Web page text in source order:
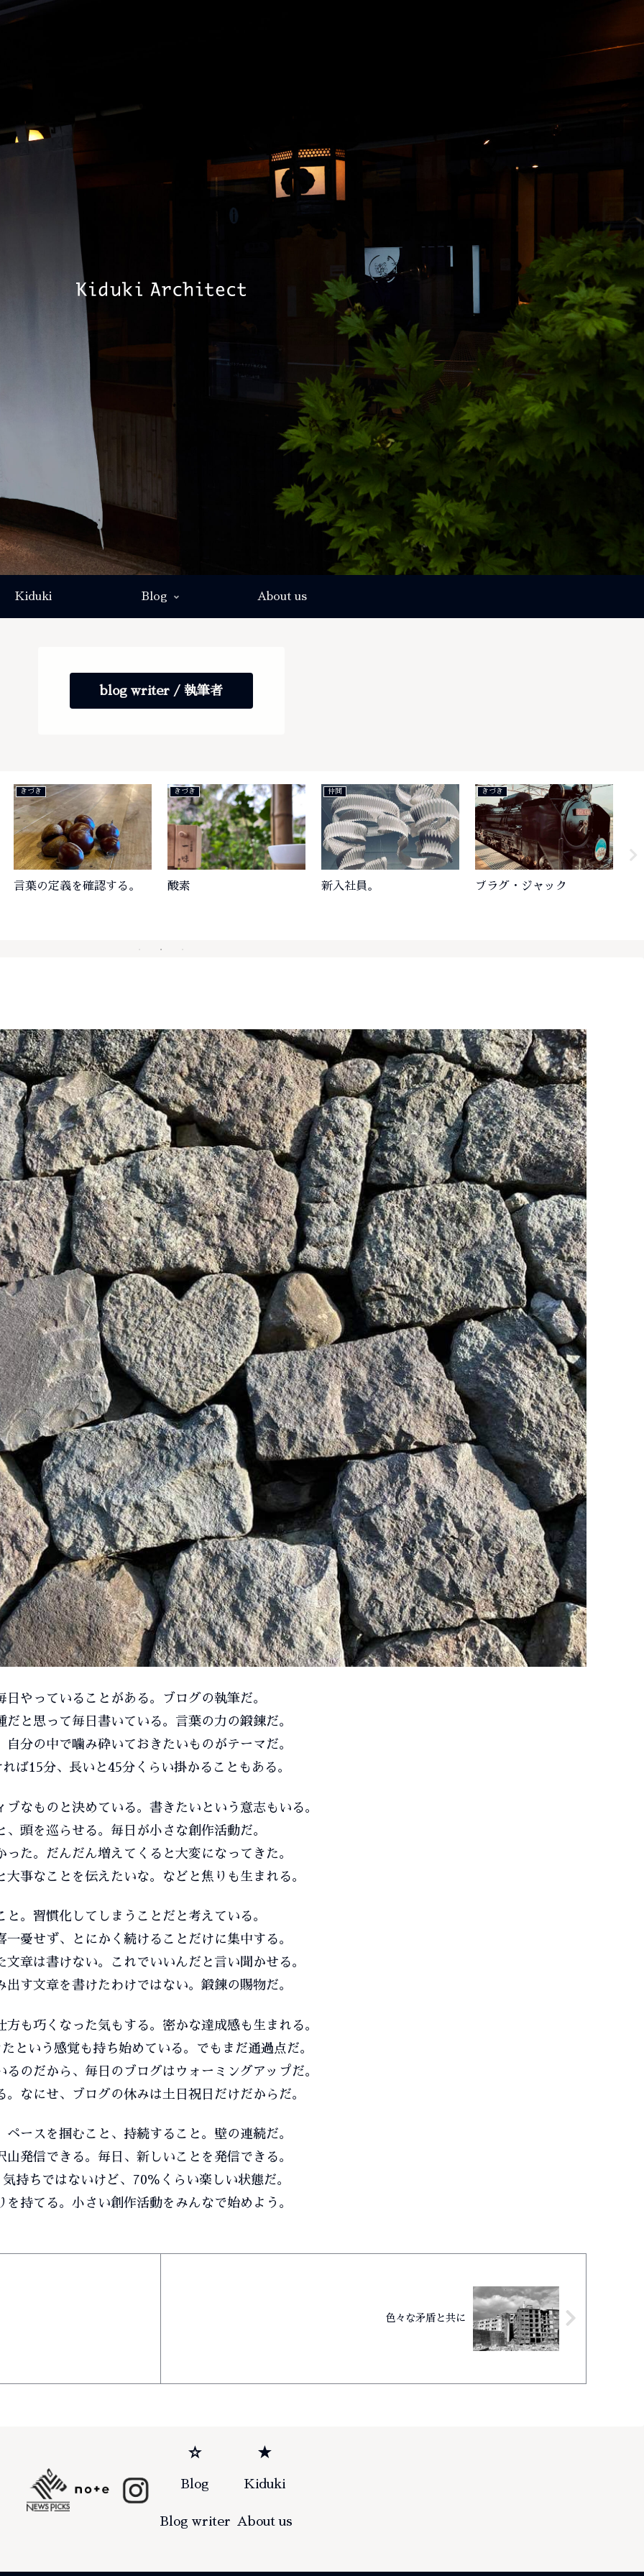
Kiduki Blog About us
blog writer / 執筆者
ゆとり
インスタントハウス
きづき 仲間
物々交換
刺激
精神と時の部屋
やっていることがある。ブログの執筆だ。
と思って毎日書いている。言葉の力の鍛錬だ。
分の中で噛み砕いておきたいものがテーマだ。
ば15分、長いと45分くらい掛かることもある。
なものと決めている。書きたいという意志もいる。
頭を巡らせる。毎日が小さな創作活動だ。
た。だんだん増えてくると大変になってきた。
事なことを伝えたいな。などと焦りも生まれる。
。習慣化してしまうことだと考えている。
憂せず、とにかく続けることだけに集中する。
章は書けない。これでいいんだと言い聞かせる。
す文章を書けたわけではない。鍛錬の賜物だ。
も巧くなった気もする。密かな達成感も生まれる。
という感覚も持ち始めている。でもまだ通過点だ。
のだから、毎日のブログはウォーミングアップだ。
なにせ、ブログの休みは土日祝日だけだからだ。
ースを掴むこと、持続すること。壁の連続だ。
発信できる。毎日、新しいことを発信できる。
持ちではないけど、70％くらい楽しい状態だ。
持てる。小さい創作活動をみんなで始めよう。
色々な矛盾と共に
☆
Blog
Blog writer
★
Kiduki
About us